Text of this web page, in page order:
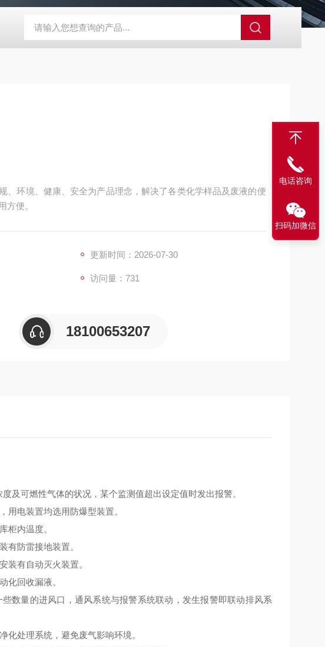
、环境、健康、安全为产品理念，解决了各类化学样品及废液的便
方便。
更新时间：2026-07-30
访问量：731
18100653207
及可燃性气体的状况，某个监测值超出设定值时发出报警。
用电装置均选用防爆型装置。
柜内温度。
有防雷接地装置。
装有自动灭火装置。
化回收漏液。
数量的进风口，通风系统与报警系统联动，发生报警即联动排风系
化处理系统，避免废气影响环境。
电话咨询
扫码加微信